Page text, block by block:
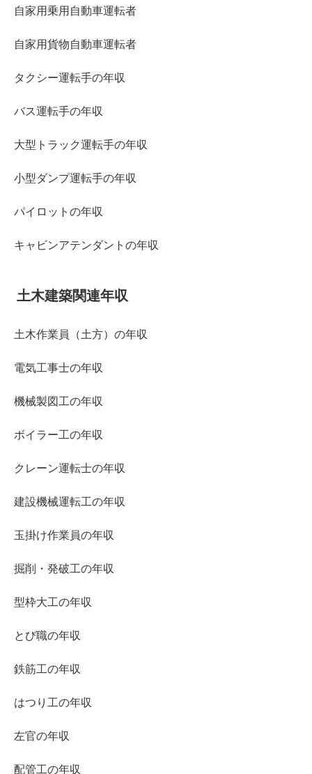
自家用乗用自動車運転者
自家用貨物自動車運転者
タクシー運転手の年収
バス運転手の年収
大型トラック運転手の年収
小型ダンプ運転手の年収
パイロットの年収
キャビンアテンダントの年収
土木建築関連年収
土木作業員（土方）の年収
電気工事士の年収
機械製図工の年収
ボイラー工の年収
クレーン運転士の年収
建設機械運転工の年収
玉掛け作業員の年収
掘削・発破工の年収
型枠大工の年収
とび職の年収
鉄筋工の年収
はつり工の年収
左官の年収
配管工の年収